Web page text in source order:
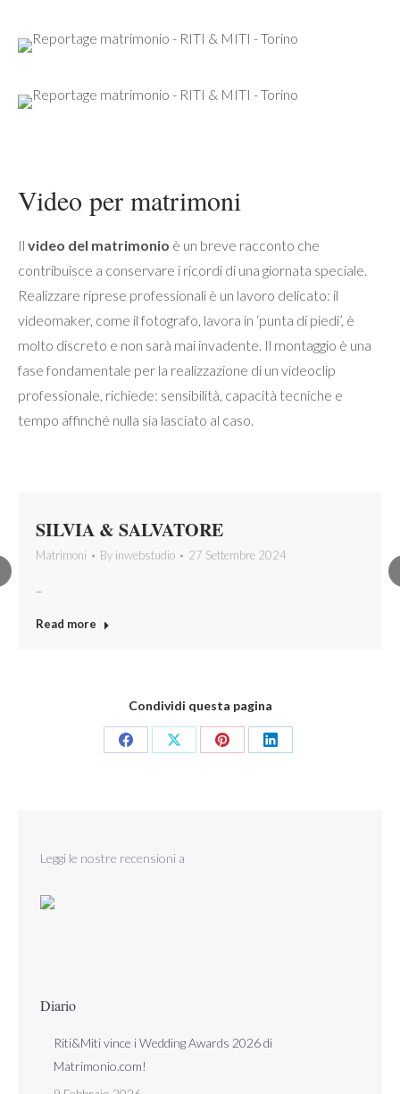
Video per matrimoni
Il video del matrimonio è un breve racconto che
contribuisce a conservare i ricordi di una giornata speciale.
Realizzare riprese professionali è un lavoro delicato: il
videomaker, come il fotografo, lavora in ‘punta di piedi’, è
molto discreto e non sarà mai invadente. Il montaggio è una
fase fondamentale per la realizzazione di un videoclip
professionale, richiede: sensibilità, capacità tecniche e
tempo affinché nulla sia lasciato al caso.
SILVIA & SALVATORE
Matrimoni By inwebstudio 27 Settembre 2024
–
Read more
Condividi questa pagina
Share
Share
Share
Share
Leggi le nostre recensioni a
Diario
Riti&Miti vince i Wedding Awards 2026 di
Matrimonio.com!